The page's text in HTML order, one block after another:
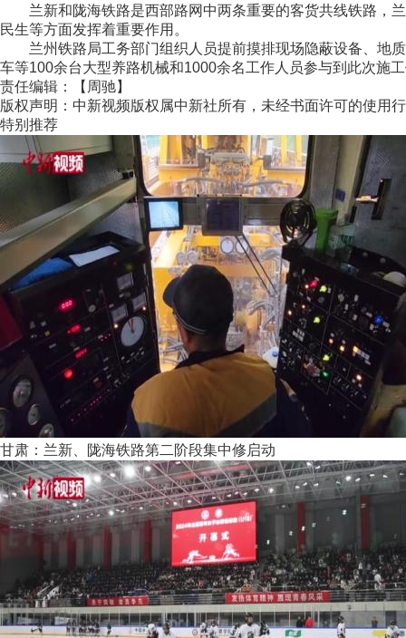
兰新和陇海铁路是西部路网中两条重要的客货共线铁路，兰
民生等方面发挥着重要作用。
兰州铁路局工务部门组织人员提前摸排现场隐蔽设备、地质
车等100余台大型养路机械和1000余名工作人员参与到此次施
责任编辑：【周驰】
版权声明：中新视频版权属中新社所有，未经书面许可的使用
特别推荐
甘肃：兰新、陇海铁路第二阶段集中修启动